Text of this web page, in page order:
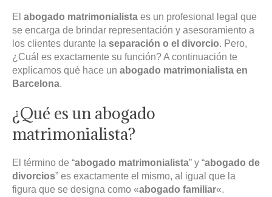
El abogado matrimonialista es un profesional legal que
se encarga de brindar representación y asesoramiento a
los clientes durante la separación o el divorcio. Pero,
¿Cuál es exactamente su función? A continuación te
explicamos qué hace un abogado matrimonialista en
Barcelona.
¿Qué es un abogado
matrimonialista?
El término de “abogado matrimonialista” y “abogado de
divorcios” es exactamente el mismo, al igual que la
figura que se designa como «abogado familiar«.